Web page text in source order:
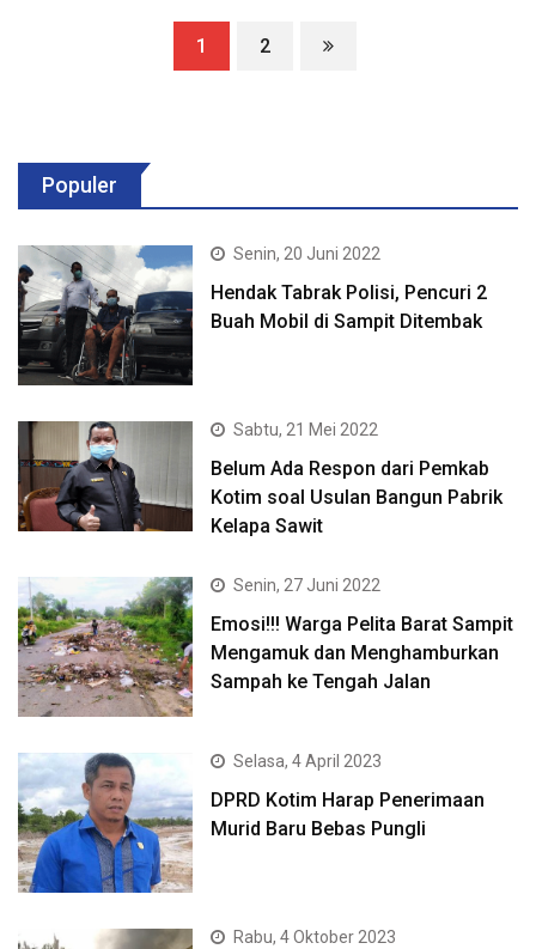
1 2
Populer
Senin, 20 Juni 2022
Hendak Tabrak Polisi, Pencuri 2
Buah Mobil di Sampit Ditembak
Sabtu, 21 Mei 2022
Belum Ada Respon dari Pemkab
Kotim soal Usulan Bangun Pabrik
Kelapa Sawit
Senin, 27 Juni 2022
Emosi!!! Warga Pelita Barat Sampit
Mengamuk dan Menghamburkan
Sampah ke Tengah Jalan
Selasa, 4 April 2023
DPRD Kotim Harap Penerimaan
Murid Baru Bebas Pungli
Rabu, 4 Oktober 2023